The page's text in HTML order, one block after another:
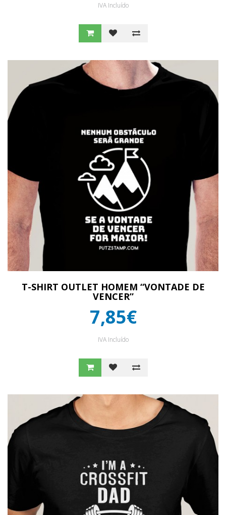
IVA Incluído
T-SHIRT OUTLET HOMEM “VONTADE DE
VENCER”
7,85€
IVA Incluído